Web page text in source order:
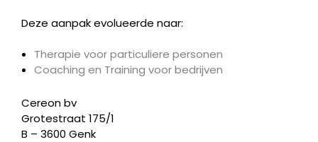
Deze aanpak evolueerde naar:
Therapie voor particuliere personen
Coaching en Training voor bedrijven
Cereon bv
Grotestraat 175/1
B – 3600 Genk